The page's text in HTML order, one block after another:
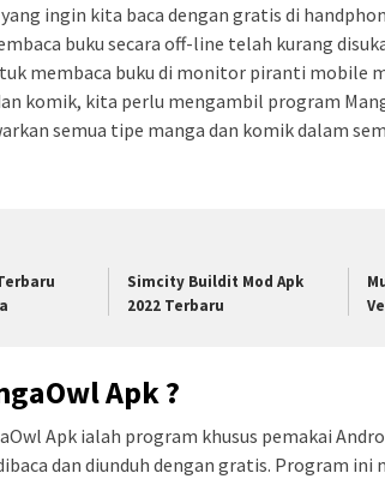
ingin kita baca dengan gratis di
buku secara off-line telah kurang
membaca buku di monitor piranti mobile
komik, kita perlu mengambil program
semua tipe manga dan komik dalam
Simcity Buildit Mod Apk
2022 Terbaru
Apk ?
Apk ialah program khusus pemakai
dan diunduh dengan gratis. Program ini